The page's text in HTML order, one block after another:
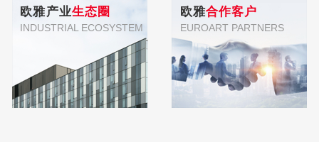
欧雅产业生态圈
INDUSTRIAL ECOSYSTEM
欧雅合作客户
EUROART PARTNERS